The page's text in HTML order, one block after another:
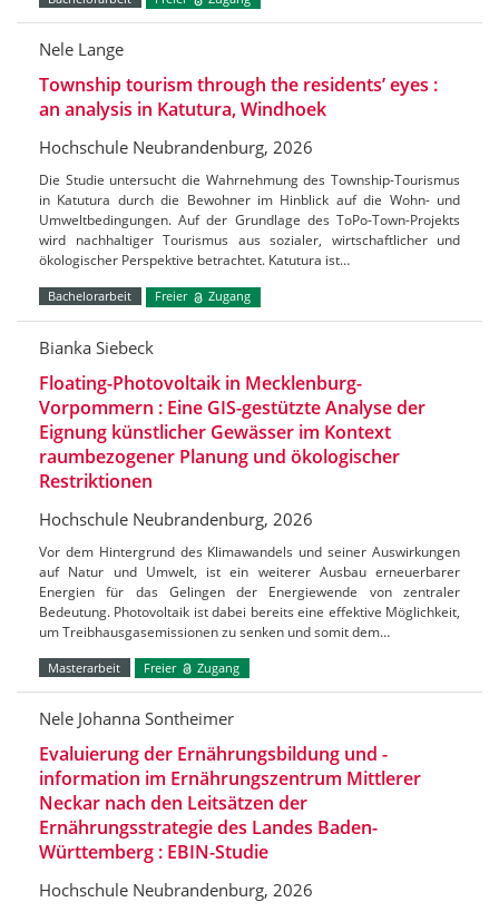
Nele Lange
Township tourism through the residents’ eyes :
an analysis in Katutura, Windhoek
Hochschule Neubrandenburg, 2026
Die Studie untersucht die Wahrnehmung des Township-Tourismus
in Katutura durch die Bewohner im Hinblick auf die Wohn- und
Umweltbedingungen. Auf der Grundlage des ToPo-Town-Projekts
wird nachhaltiger Tourismus aus sozialer, wirtschaftlicher und
ökologischer Perspektive betrachtet. Katutura ist…
Bachelorarbeit Freier Zugang
Bianka Siebeck
Floating-Photovoltaik in Mecklenburg-
Vorpommern : Eine GIS-gestützte Analyse der
Eignung künstlicher Gewässer im Kontext
raumbezogener Planung und ökologischer
Restriktionen
Hochschule Neubrandenburg, 2026
Vor dem Hintergrund des Klimawandels und seiner Auswirkungen
auf Natur und Umwelt, ist ein weiterer Ausbau erneuerbarer
Energien für das Gelingen der Energiewende von zentraler
Bedeutung. Photovoltaik ist dabei bereits eine effektive Möglichkeit,
um Treibhausgasemissionen zu senken und somit dem…
Masterarbeit Freier Zugang
Nele Johanna Sontheimer
Evaluierung der Ernährungsbildung und -
information im Ernährungszentrum Mittlerer
Neckar nach den Leitsätzen der
Ernährungsstrategie des Landes Baden-
Württemberg : EBIN-Studie
Hochschule Neubrandenburg, 2026